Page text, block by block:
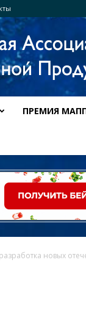
ПРЕМИЯ
новых